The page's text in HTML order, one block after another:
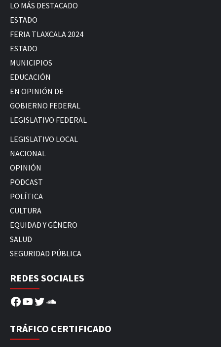
LO MÁS DESTACADO
ESTADO
FERIA TLAXCALA 2024
ESTADO
MUNICIPIOS
EDUCACIÓN
EN OPINIÓN DE
GOBIERNO FEDERAL
LEGISLATIVO FEDERAL
LEGISLATIVO LOCAL
NACIONAL
OPINIÓN
PODCAST
POLÍTICA
CULTURA
EQUIDAD Y GÉNERO
SALUD
SEGURIDAD PÚBLICA
REDES SOCIALES
Facebook
YouTube
Twitter
SoundCloud
TRÁFICO CERTIFICADO